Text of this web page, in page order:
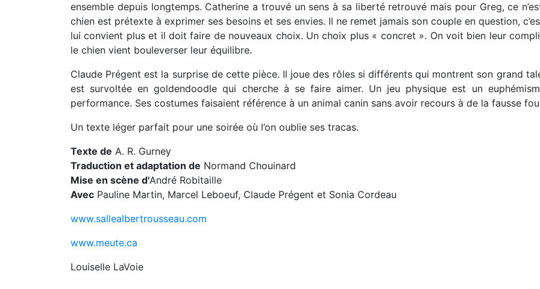
ensemble depuis longtemps. Catherine a trouvé un sens à sa liberté retrouvé mais pour Greg, ce
chien est prétexte à exprimer ses besoins et ses envies. Il ne remet jamais son couple en question,
lui convient plus et il doit faire de nouveaux choix. Un choix plus « concret ». On voit bien leur
le chien vient bouleverser leur équilibre.
Claude Prégent est la surprise de cette pièce. Il joue des rôles si différents qui montrent son grand
est survoltée en goldendoodle qui cherche à se faire aimer. Un jeu physique est un
performance. Ses costumes faisaient référence à un animal canin sans avoir recours à de la fausse
Un texte léger parfait pour une soirée où l’on oublie ses tracas.
Texte de A. R. Gurney
Traduction et adaptation de Normand Chouinard
Mise en scène d'André Robitaille
Avec Pauline Martin, Marcel Leboeuf, Claude Prégent et Sonia Cordeau
www.sallealbertrousseau.com
www.meute.ca
Louiselle LaVoie